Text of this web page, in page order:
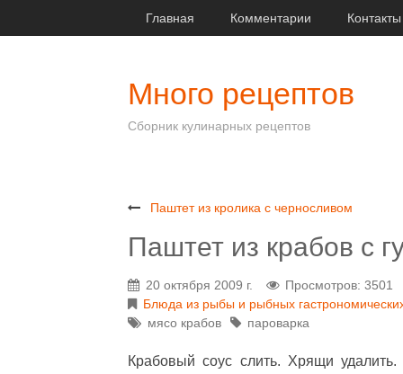
Главная Комментарии Контакты
Много рецептов
Сборник кулинарных рецептов
Паштет из кролика с черносливом
Паштет из крабов с
20 октября 2009 г. Просмотров: 3501
Блюда из рыбы и рыбных
мясо крабов
пароварка
Крабовый соус слить. Хрящи